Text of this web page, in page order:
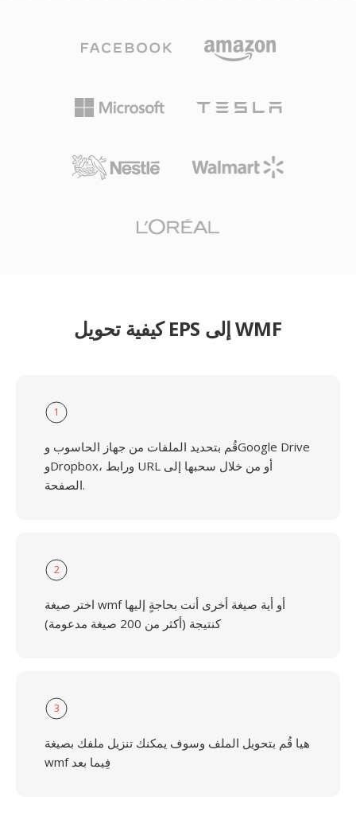
كيفية تحويل EPS إلى WMF
1
قُم بتحديد الملفات من جهاز الحاسوب وGoogle Drive
وDropbox، ورابط URL أو من خلال سحبها إلى
الصفحة.
2
اختر صيغة wmf أو أية صيغة أخرى أنت بحاجةٍ إليها
كنتيجة (أكثر من 200 صيغة مدعومة)
3
هيا قُم بتحويل الملف وسوف يمكنك تنزيل ملفك بصيغة
wmf فِيما بعد